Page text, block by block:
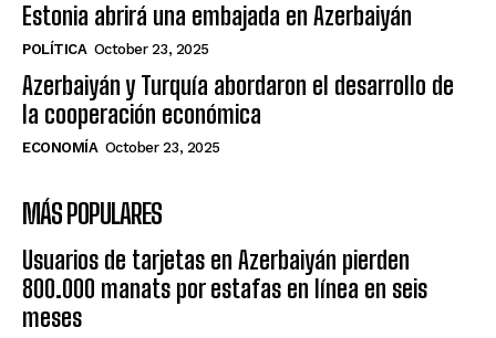
Estonia abrirá una embajada en Azerbaiyán
POLÍTICA October 23, 2025
Azerbaiyán y Turquía abordaron el desarrollo de
la cooperación económica
ECONOMÍA October 23, 2025
MÁS POPULARES
Usuarios de tarjetas en Azerbaiyán pierden
800.000 manats por estafas en línea en seis
meses